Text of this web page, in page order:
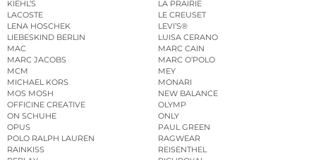
KIEHL’S
LA PRAIRIE
LACOSTE
LE CREUSET
LENA HOSCHEK
LEVI’S®
LIEBESKIND BERLIN
LUISA CERANO
MAC
MARC CAIN
MARC JACOBS
MARC O’POLO
MCM
MEY
MICHAEL KORS
MONARI
MOS MOSH
NEW BALANCE
OFFICINE CREATIVE
OLYMP
ON SCHUHE
ONLY
OPUS
PAUL GREEN
POLO RALPH LAUREN
RAGWEAR
RAINKISS
REISENTHEL